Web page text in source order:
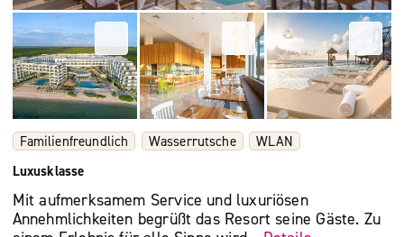
Familienfreundlich Wasserrutsche
WLAN
Luxusklasse
Mit aufmerksamem Service und luxuriösen
Annehmlichkeiten begrüßt das Resort seine Gäste. Zu